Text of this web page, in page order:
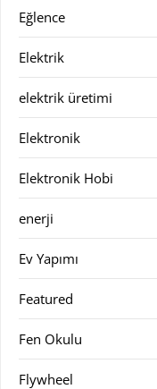
Eğlence
Elektrik
elektrik üretimi
Elektronik
Elektronik Hobi
enerji
Ev Yapımı
Featured
Fen Okulu
Flywheel